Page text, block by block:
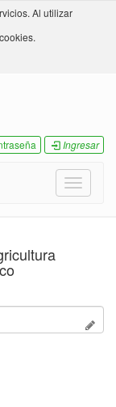
Al utilizar
Ingresar
Toggle